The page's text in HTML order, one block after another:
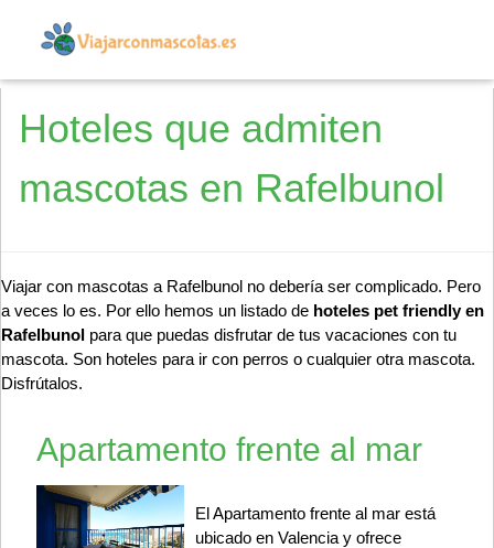
Hoteles que admiten
mascotas en Rafelbunol
Viajar con mascotas a Rafelbunol no debería ser complicado. Pero
a veces lo es. Por ello hemos un listado de hoteles pet friendly en
Rafelbunol para que puedas disfrutar de tus vacaciones con tu
mascota. Son hoteles para ir con perros o cualquier otra mascota.
Disfrútalos.
Apartamento frente al mar
El Apartamento frente al mar está
ubicado en Valencia y ofrece